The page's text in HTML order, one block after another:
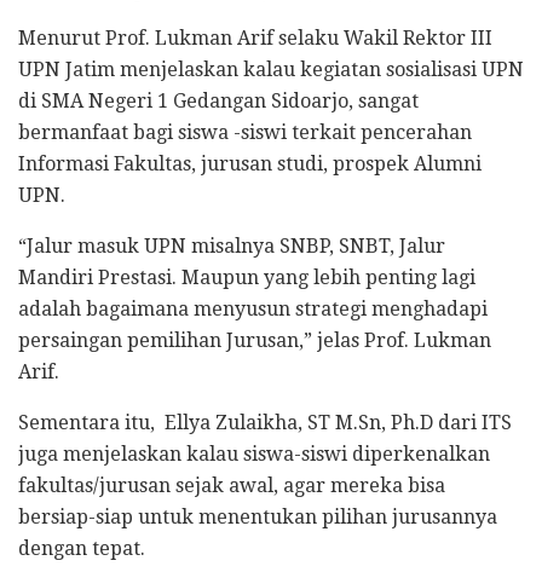
Menurut Prof. Lukman Arif selaku Wakil Rektor III
UPN Jatim menjelaskan kalau kegiatan sosialisasi UPN
di SMA Negeri 1 Gedangan Sidoarjo, sangat
bermanfaat bagi siswa -siswi terkait pencerahan
Informasi Fakultas, jurusan studi, prospek Alumni
UPN.
“Jalur masuk UPN misalnya SNBP, SNBT, Jalur
Mandiri Prestasi. Maupun yang lebih penting lagi
adalah bagaimana menyusun strategi menghadapi
persaingan pemilihan Jurusan,” jelas Prof. Lukman
Arif.
Sementara itu, Ellya Zulaikha, ST M.Sn, Ph.D dari ITS
juga menjelaskan kalau siswa-siswi diperkenalkan
fakultas/jurusan sejak awal, agar mereka bisa
bersiap-siap untuk menentukan pilihan jurusannya
dengan tepat.